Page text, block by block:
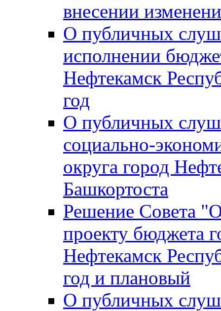
внесении
О публичных
исполнении
Нефтекамск
год
О публичных
социально-
округа город
Башкортоста
Решение Совета
проекту бюджета
Нефтекамск
год и плановый
О публичных